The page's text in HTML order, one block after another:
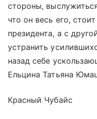
стороны,
что он весь его,
президента, а с
устранить
назад себе
Ельцина Татьяна
Красный Чубайс